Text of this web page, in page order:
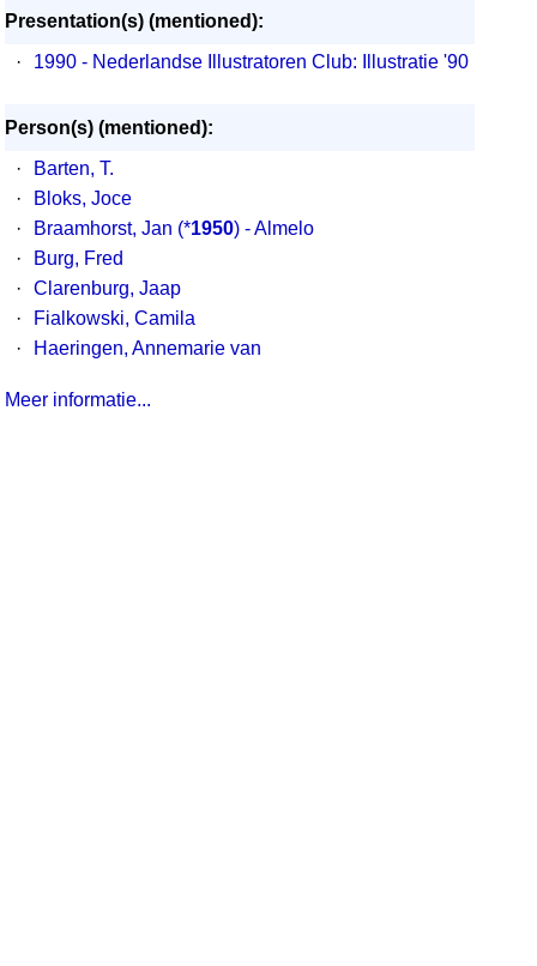
Presentation(s) (mentioned):
·
1990 - Nederlandse Illustratoren Club: Illustratie '90
Person(s) (mentioned):
·
Barten, T.
·
Bloks, Joce
·
Braamhorst, Jan (*1950) - Almelo
·
Burg, Fred
·
Clarenburg, Jaap
·
Fialkowski, Camila
·
Haeringen, Annemarie van
Meer informatie...